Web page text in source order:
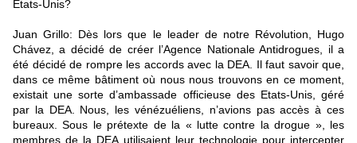
Etats-Unis?
Juan Grillo: Dès lors que le leader de notre Révolution, Hugo
Chávez, a décidé de créer l’Agence Nationale Antidrogues, il a
été décidé de rompre les accords avec la DEA. Il faut savoir que,
dans ce même bâtiment où nous nous trouvons en ce moment,
existait une sorte d’ambassade officieuse des Etats-Unis, géré
par la DEA. Nous, les vénézuéliens, n’avions pas accès à ces
bureaux. Sous le prétexte de la « lutte contre la drogue », les
membres de la DEA utilisaient leur technologie pour intercepter